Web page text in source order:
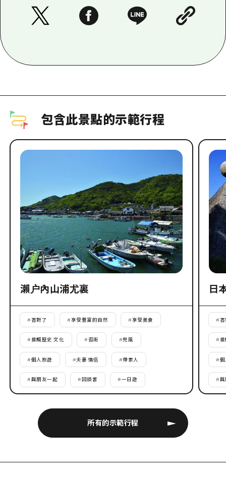
包含此景點的示範行程
所有的示範行程
瀨户內山浦尤裏
# 答對了 #享受豐富的自然 #享受美食
#接觸歷史·文化 #逛街 #兜風
#個人旅遊 #夫妻·情侶 #帶家人
#與朋友一起 # 回頭客 #一日遊
日
#
#接
#個
#與